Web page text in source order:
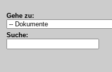
Gehe zu:
Suche: